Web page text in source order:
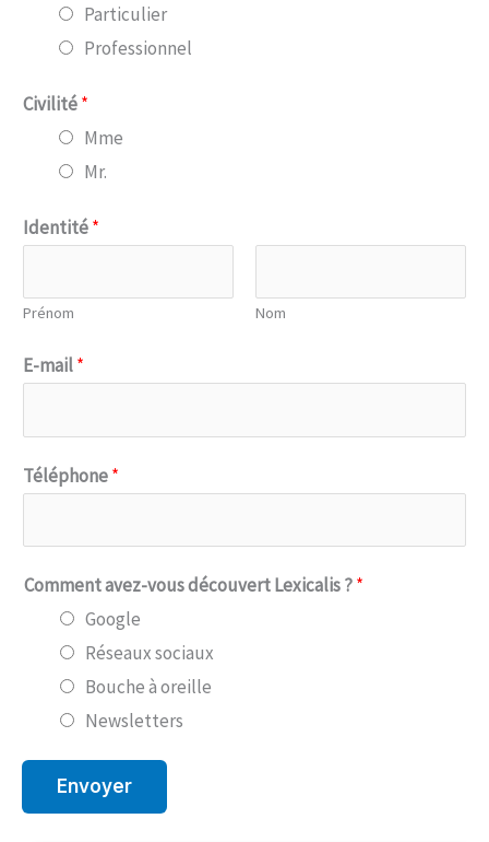
Particulier
Professionnel
Civilité*
Mme
Mr.
Identité*
Prénom Nom
E-mail*
Téléphone*
Comment avez-vous découvert Lexicalis ?*
Google
Réseaux sociaux
Bouche à oreille
Newsletters
Envoyer